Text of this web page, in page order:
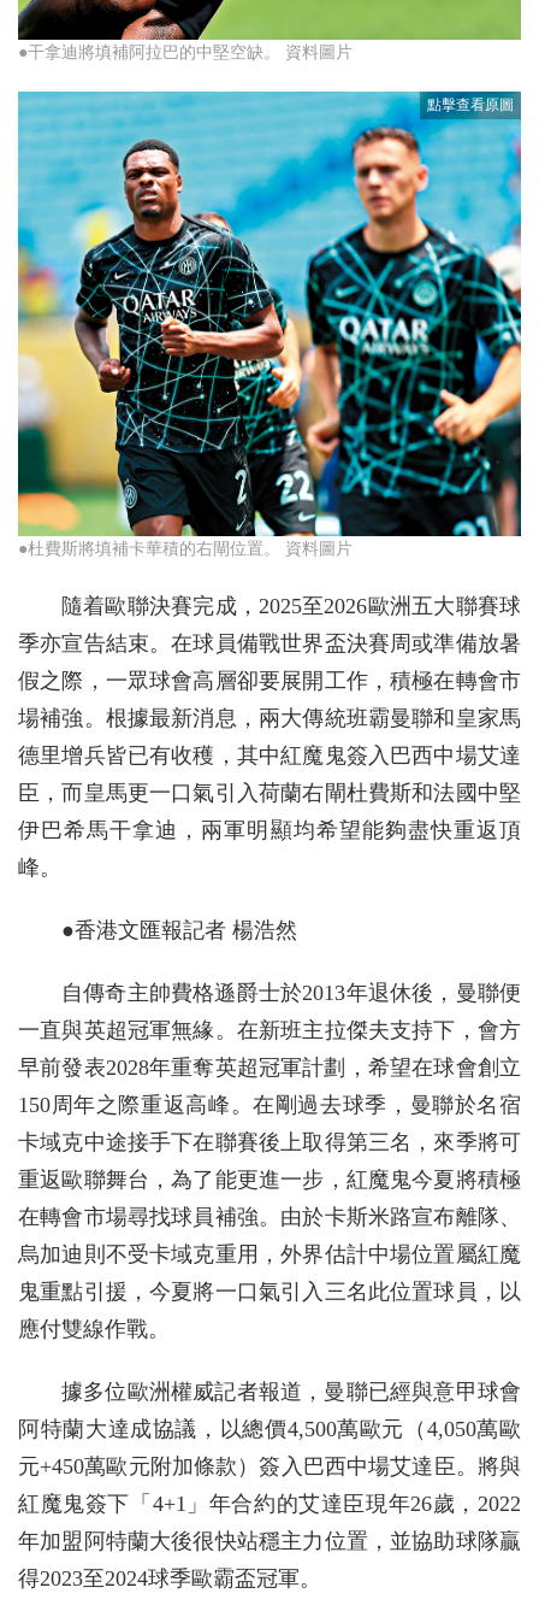
●干拿迪將填補阿拉巴的中堅空缺。 資料圖片
●杜費斯將填補卡華積的右閘位置。 資料圖片
隨着歐聯決賽完成，2025至2026歐洲五大聯賽球
季亦宣告結束。在球員備戰世界盃決賽周或準備放暑
假之際，一眾球會高層卻要展開工作，積極在轉會市
場補強。根據最新消息，兩大傳統班霸曼聯和皇家馬
德里增兵皆已有收穫，其中紅魔鬼簽入巴西中場艾達
臣，而皇馬更一口氣引入荷蘭右閘杜費斯和法國中堅
伊巴希馬干拿迪，兩軍明顯均希望能夠盡快重返頂
峰。
●香港文匯報記者 楊浩然
自傳奇主帥費格遜爵士於2013年退休後，曼聯便
一直與英超冠軍無緣。在新班主拉傑夫支持下，會方
早前發表2028年重奪英超冠軍計劃，希望在球會創立
150周年之際重返高峰。在剛過去球季，曼聯於名宿
卡域克中途接手下在聯賽後上取得第三名，來季將可
重返歐聯舞台，為了能更進一步，紅魔鬼今夏將積極
在轉會市場尋找球員補強。由於卡斯米路宣布離隊、
烏加迪則不受卡域克重用，外界估計中場位置屬紅魔
鬼重點引援，今夏將一口氣引入三名此位置球員，以
應付雙線作戰。
據多位歐洲權威記者報道，曼聯已經與意甲球會
阿特蘭大達成協議，以總價4,500萬歐元（4,050萬歐
元+450萬歐元附加條款）簽入巴西中場艾達臣。將與
紅魔鬼簽下「4+1」年合約的艾達臣現年26歲，2022
年加盟阿特蘭大後很快站穩主力位置，並協助球隊贏
得2023至2024球季歐霸盃冠軍。